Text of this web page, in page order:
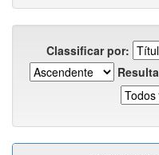
Classificar por: